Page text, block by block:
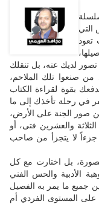
التي
تعود
لديك عنه، بل تنقلك
صنعوا تلك الملاحم،
بقوة لقراءة الكتاب
في رحلة تأخذك إلى ما
صور الجنة على الأرض،
والعشرين فتى، أو
لا يتجزأ من صاحب
بل اختارت مع كل
الأدبية والحس الفني
جميع ما يمر به الفصيل
على المستوى الفردي أم